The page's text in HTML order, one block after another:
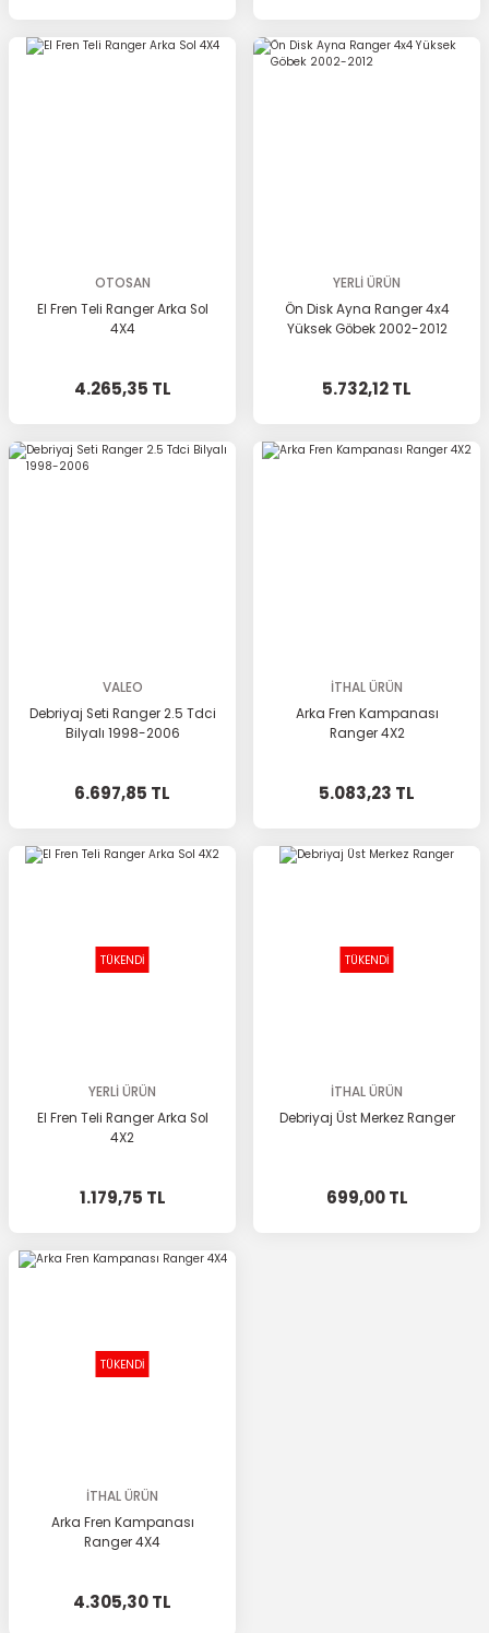
OTOSAN
El Fren Teli Ranger Arka Sol
4X4
4.265,35 TL
YERLİ ÜRÜN
Ön Disk Ayna Ranger 4x4
Yüksek Göbek 2002-2012
5.732,12 TL
VALEO
Debriyaj Seti Ranger 2.5 Tdci
Bilyalı 1998-2006
6.697,85 TL
İTHAL ÜRÜN
Arka Fren Kampanası
Ranger 4X2
5.083,23 TL
TÜKENDİ
YERLİ ÜRÜN
El Fren Teli Ranger Arka Sol
4X2
1.179,75 TL
TÜKENDİ
İTHAL ÜRÜN
Debriyaj Üst Merkez Ranger
699,00 TL
TÜKENDİ
İTHAL ÜRÜN
Arka Fren Kampanası
Ranger 4X4
4.305,30 TL